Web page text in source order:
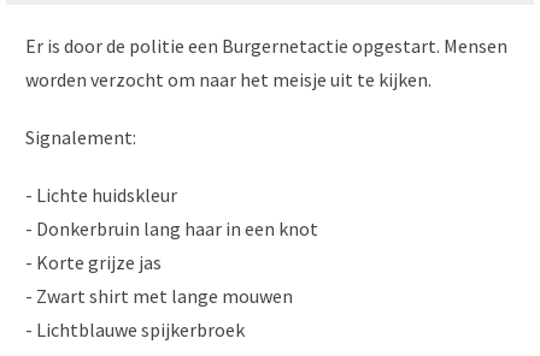
Er is door de politie een Burgernetactie opgestart. Mensen
worden verzocht om naar het meisje uit te kijken.
Signalement:
- Lichte huidskleur
- Donkerbruin lang haar in een knot
- Korte grijze jas
- Zwart shirt met lange mouwen
- Lichtblauwe spijkerbroek